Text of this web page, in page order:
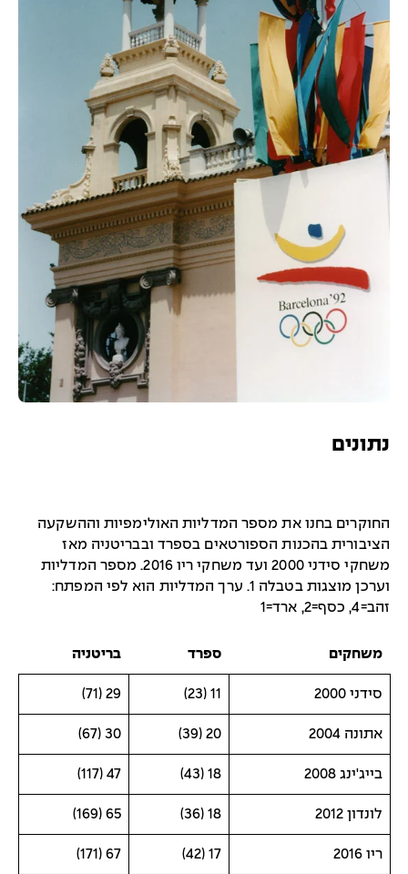
נתונים
החוקרים בחנו את מספר המדליות האולימפיות וההשקעה
הציבורית בהכנות הספורטאים בספרד ובבריטניה מאז
משחקי סידני 2000 ועד משחקי ריו 2016. מספר המדליות
וערכן מוצגות בטבלה 1. ערך המדליות הוא לפי המפתח:
זהב=4, כסף=2, ארד=1
משחקים ספרד בריטניה
סידני 2000 11 (23)
29 (71)
אתונה 2004 20 (39)
30 (67)
בייג'ינג 2008 18 (43)
47 (117)
לונדון 2012 18 (36)
65 (169)
ריו 2016 17 (42)
67 (171)